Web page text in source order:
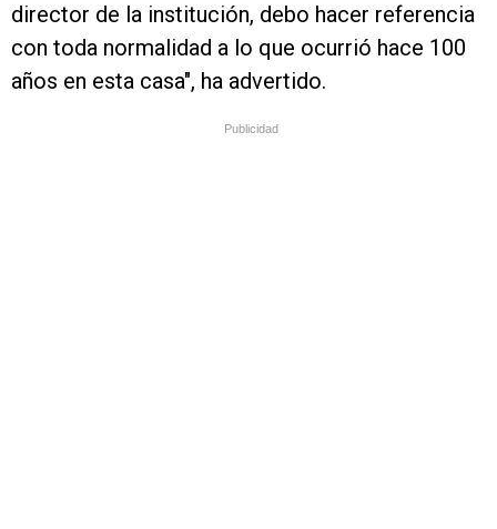
director de la institución, debo hacer referencia
con toda normalidad a lo que ocurrió hace 100
años en esta casa", ha advertido.
Publicidad